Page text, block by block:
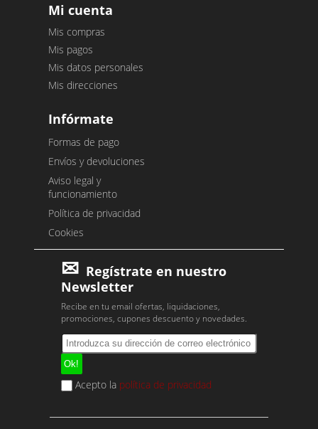
Mi cuenta
Mis compras
Mis pagos
Mis datos personales
Mis direcciones
Infórmate
Formas de pago
Envíos y devoluciones
Aviso legal y
funcionamiento
Política de privacidad
Cookies
Regístrate en nuestro
Newsletter
Recibe en tu email ofertas, liquidaciones,
promociones, cupones descuento y novedades.
Acepto la política de privacidad